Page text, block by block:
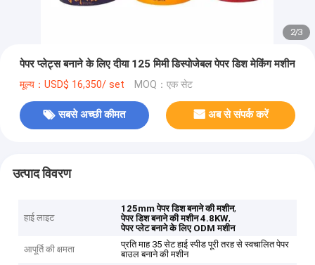
2/3
पेपर प्लेट्स बनाने के लिए दीया 125 मिमी डिस्पोजेबल पेपर डिश मेकिंग मशीन
मूल्य：USD$ 16,350/ set MOQ：एक सेट
सबसे अच्छी कीमत अब से संपर्क करें
उत्पाद विवरण
हाई लाइट
125mm पेपर डिश बनाने की मशीन,
पेपर डिश बनाने की मशीन 4.8KW,
पेपर प्लेट बनाने के लिए ODM मशीन
आपूर्ति की क्षमता
प्रति माह 35 सेट हाई स्पीड पूरी तरह से स्वचालित पेपर
बाउल बनाने की मशीन